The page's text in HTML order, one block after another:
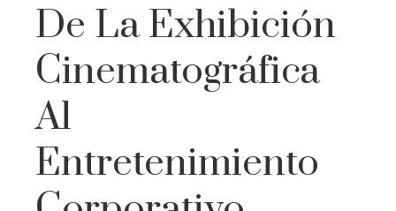
De La Exhibición
Cinematográfica
Al
Entretenimiento